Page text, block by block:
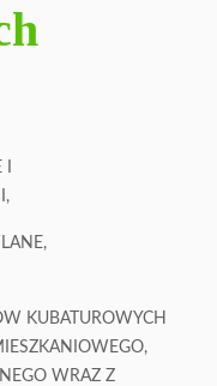
KUBATUROWYCH
WRAZ Z